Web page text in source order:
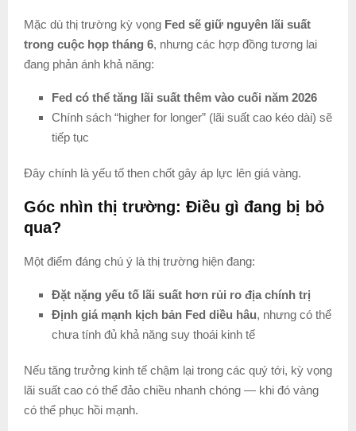
Mặc dù thị trường kỳ vọng Fed sẽ giữ nguyên lãi suất
trong cuộc họp tháng 6, nhưng các hợp đồng tương lai
đang phản ánh khả năng:
Fed có thể tăng lãi suất thêm vào cuối năm 2026
Chính sách “higher for longer” (lãi suất cao kéo dài) sẽ
tiếp tục
Đây chính là yếu tố then chốt gây áp lực lên giá vàng.
Góc nhìn thị trường: Điều gì đang bị bỏ
qua?
Một điểm đáng chú ý là thị trường hiện đang:
Đặt nặng yếu tố lãi suất hơn rủi ro địa chính trị
Định giá mạnh kịch bản Fed diều hâu, nhưng có thể
chưa tính đủ khả năng suy thoái kinh tế
Nếu tăng trưởng kinh tế chậm lại trong các quý tới, kỳ vọng
lãi suất cao có thể đảo chiều nhanh chóng — khi đó vàng
có thể phục hồi mạnh.